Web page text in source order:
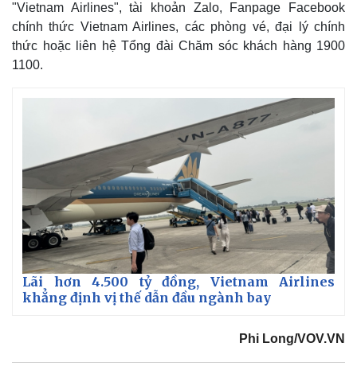
Kinh tế
Bất động sản
Khởi nghiệp
Thị trường
Giá vàng
Tiêu dùng
Tỷ giá
Giá cà phê
"Vietnam Airlines", tài khoản Zalo, Fanpage Facebook
chính thức Vietnam Airlines, các phòng vé, đại lý chính
thức hoặc liên hệ Tổng đài Chăm sóc khách hàng 1900
1100.
Lãi hơn 4.500 tỷ đồng, Vietnam Airlines
khẳng định vị thế dẫn đầu ngành bay
Phi Long/VOV.VN